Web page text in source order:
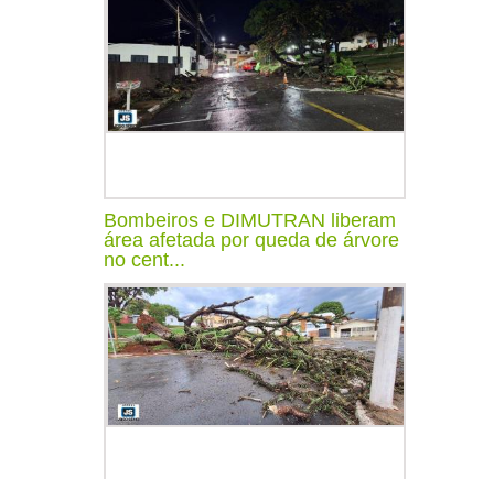
Bombeiros e DIMUTRAN liberam
área afetada por queda de árvore
no cent...